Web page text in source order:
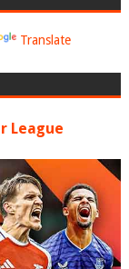
Translate
League